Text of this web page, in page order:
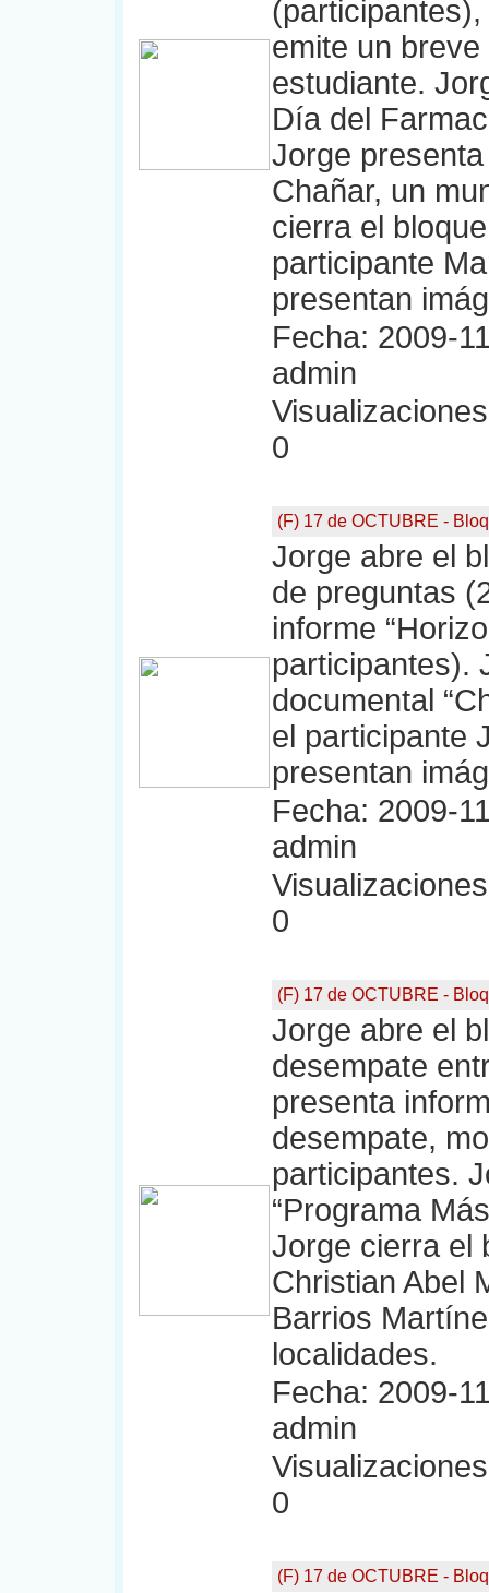
emite un
estudiante.
Día del
Jorge
Chañar, un
cierra el
participante
presentan
Fecha: 2009-
admin
0
(F) 17 de OCTUBRE -
Jorge abre el
de preguntas
informe
participantes).
documental
el participante
presentan
Fecha: 2009-
admin
0
(F) 17 de OCTUBRE -
Jorge abre el
desempate
presenta
desempate,
participantes.
“Programa
Jorge cierra el
Christian Abel
Barrios
localidades.
Fecha: 2009-
admin
0
(F) 17 de OCTUBRE -